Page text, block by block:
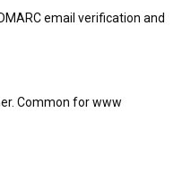
email verification and
Common for www